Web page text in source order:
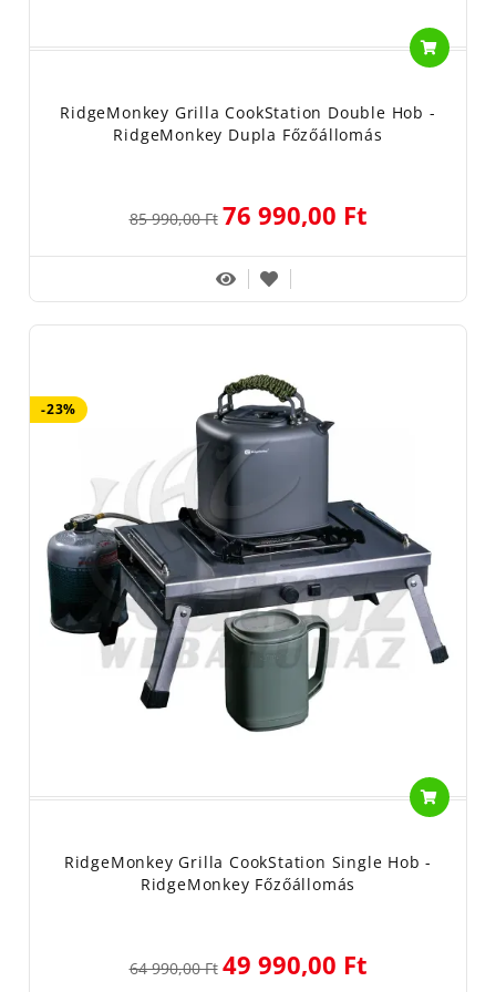
RidgeMonkey Grilla CookStation Double Hob -
RidgeMonkey Dupla Főzőállomás
85 990,00 Ft 76 990,00 Ft
-23%
RidgeMonkey Grilla CookStation Single Hob -
RidgeMonkey Főzőállomás
64 990,00 Ft 49 990,00 Ft